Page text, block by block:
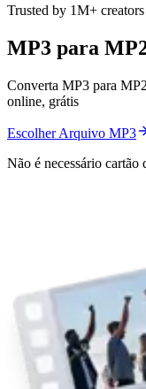
Trusted by 1M+ creators
MP3 para
Converta MP3 para
online, grátis
Escolher Arquivo MP3
Não é necessário cartão